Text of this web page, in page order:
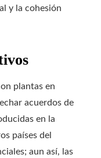
y la cohesión
plantas en
acuerdos de
en la
países del
aun así, las